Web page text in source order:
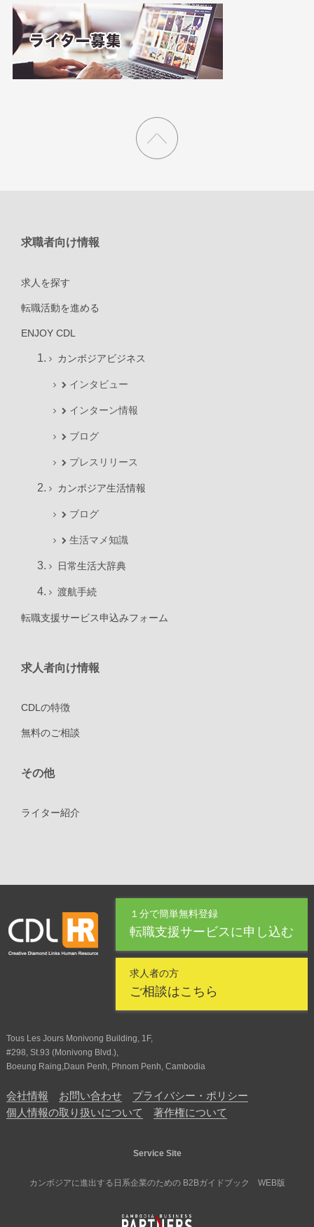
求職者向け情報
求人を探す
転職活動を進める
ENJOY CDL
カンボジアビジネス
インタビュー
インターン情報
ブログ
プレスリリース
カンボジア生活情報
ブログ
生活マメ知識
日常生活大辞典
渡航手続
転職支援サービス申込みフォーム
求人者向け情報
CDLの特徴
無料のご相談
その他
ライター紹介
１分で簡単無料登録
転職支援サービスに申し込む
求人者の方
ご相談はこちら
Tous Les Jours Monivong Building, 1F,
#298, St.93 (Monivong Blvd.),
Boeung Raing,Daun Penh, Phnom Penh, Cambodia
会社情報 お問い合わせ
プライバシー・ポリシー
個人情報の取り扱いについて
著作権について
Service Site
カンボジアに進出する日系企業のための B2Bガイドブック WEB版